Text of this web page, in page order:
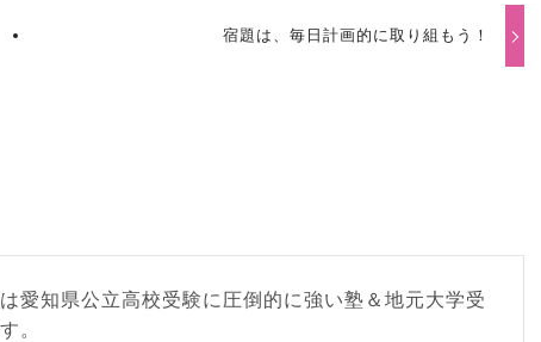
宿題は、毎日計画的に取り組もう！
愛知県公立高校受験に圧倒的に強い塾＆地元大学受
。